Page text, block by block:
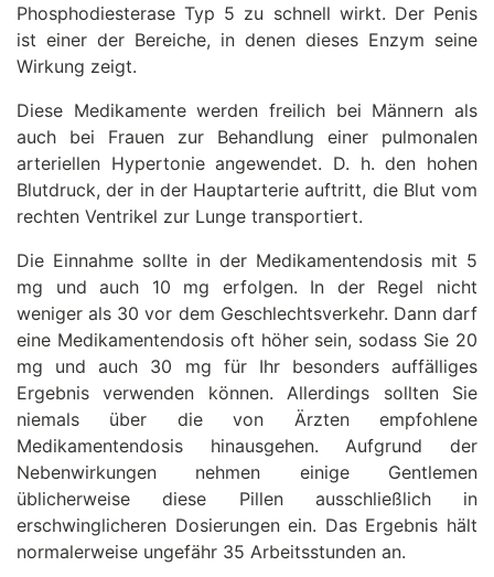
Phosphodiesterase Typ 5 zu schnell wirkt. Der Penis
ist einer der Bereiche, in denen dieses Enzym seine
Wirkung zeigt.
Diese Medikamente werden freilich bei Männern als
auch bei Frauen zur Behandlung einer pulmonalen
arteriellen Hypertonie angewendet. D. h. den hohen
Blutdruck, der in der Hauptarterie auftritt, die Blut vom
rechten Ventrikel zur Lunge transportiert.
Die Einnahme sollte in der Medikamentendosis mit 5
mg und auch 10 mg erfolgen. In der Regel nicht
weniger als 30 vor dem Geschlechtsverkehr. Dann darf
eine Medikamentendosis oft höher sein, sodass Sie 20
mg und auch 30 mg für Ihr besonders auffälliges
Ergebnis verwenden können. Allerdings sollten Sie
niemals über die von Ärzten empfohlene
Medikamentendosis hinausgehen. Aufgrund der
Nebenwirkungen nehmen einige Gentlemen
üblicherweise diese Pillen ausschließlich in
erschwinglicheren Dosierungen ein. Das Ergebnis hält
normalerweise ungefähr 35 Arbeitsstunden an.